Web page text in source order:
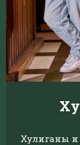
Хулиганы и